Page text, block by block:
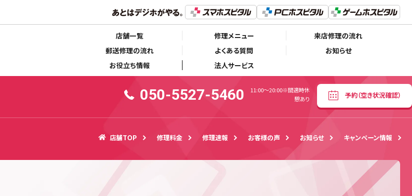
店舗一覧 修理メニュー
来店修理の流れ
郵送修理の流れ
よくある質問
お知らせ
お役立ち情報
法人サービス
キャンペーン情報
050-5527-5460
11:00～20:00※間適時休憩あり
予約（空き状況確認）
050-5527-5460
11:00～20:00※間適時休
憩あり
予約（空き状況確認）
店舗TOP 修理料金 修理速報 お客様の声 お知らせ キャンペーン情報